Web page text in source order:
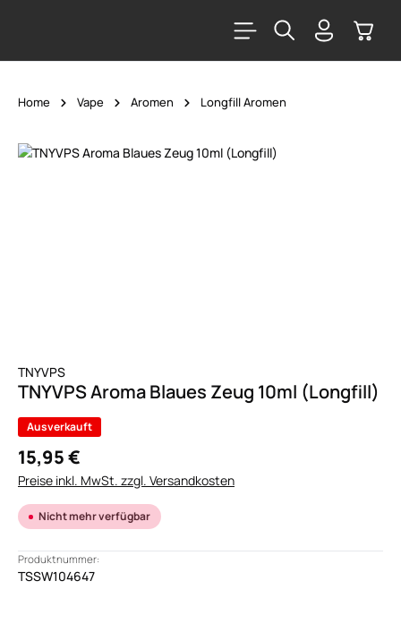
Home Vape Aromen Longfill Aromen
Bildergalerie überspringen
TNYVPS
TNYVPS Aroma Blaues Zeug 10ml (Longfill)
Ausverkauft
15,95 €
Preise inkl. MwSt. zzgl. Versandkosten
Nicht mehr verfügbar
Produktnummer:
TSSW104647